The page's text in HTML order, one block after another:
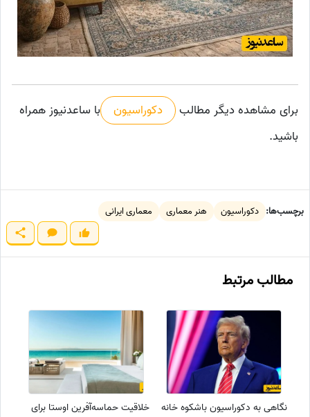
برای مشاهده دیگر مطالب دکوراسیون
با ساعدنیوز همراه
باشید.
برچسب‌ها: دکوراسیون هنر معماری معماری ایرانی
مطالب مرتبط
نگاهی به دکوراسیون باشکوه خانه
خلاقیت حماسه‌آفرین اوستا برای